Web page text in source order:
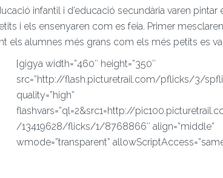
infantil i d’educació secundària varen pintar
i els ensenyaren com es feia. Primer
els alumnes més grans com els més petits es
[gigya width=”460″ height=”350″
src=”http://flash.picturetrail.com/pflicks/3/
quality=”high”
flashvars=”ql=2&src1=http://
/13419628/flicks/1/8768866″ align=”middle”
wmode=”transparent”